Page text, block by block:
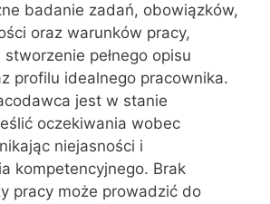
badanie zadań, obowiązków,
oraz warunków pracy,
pełnego opisu
profilu idealnego pracownika.
jest w stanie
oczekiwania wobec
niejasności i
kompetencyjnego. Brak
pracy może prowadzić do